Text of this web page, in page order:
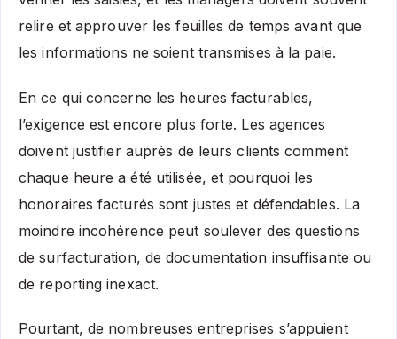
relire et approuver les feuilles de temps avant que
les informations ne soient transmises à la paie.
En ce qui concerne les heures facturables,
l’exigence est encore plus forte. Les agences
doivent justifier auprès de leurs clients comment
chaque heure a été utilisée, et pourquoi les
honoraires facturés sont justes et défendables. La
moindre incohérence peut soulever des questions
de surfacturation, de documentation insuffisante ou
de reporting inexact.
Pourtant, de nombreuses entreprises s’appuient